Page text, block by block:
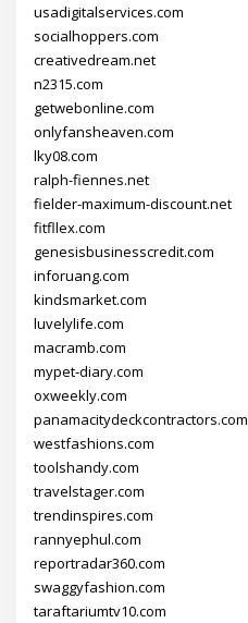
usadigitalservices.com
socialhoppers.com
creativedream.net
n2315.com
getwebonline.com
onlyfansheaven.com
lky08.com
ralph-fiennes.net
fielder-maximum-discount.net
fitfllex.com
genesisbusinesscredit.com
inforuang.com
kindsmarket.com
luvelylife.com
macramb.com
mypet-diary.com
oxweekly.com
panamacitydeckcontractors.com
westfashions.com
toolshandy.com
travelstager.com
trendinspires.com
rannyephul.com
reportradar360.com
swaggyfashion.com
taraftariumtv10.com